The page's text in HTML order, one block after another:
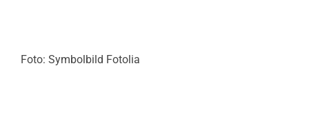
Foto: Symbolbild Fotolia